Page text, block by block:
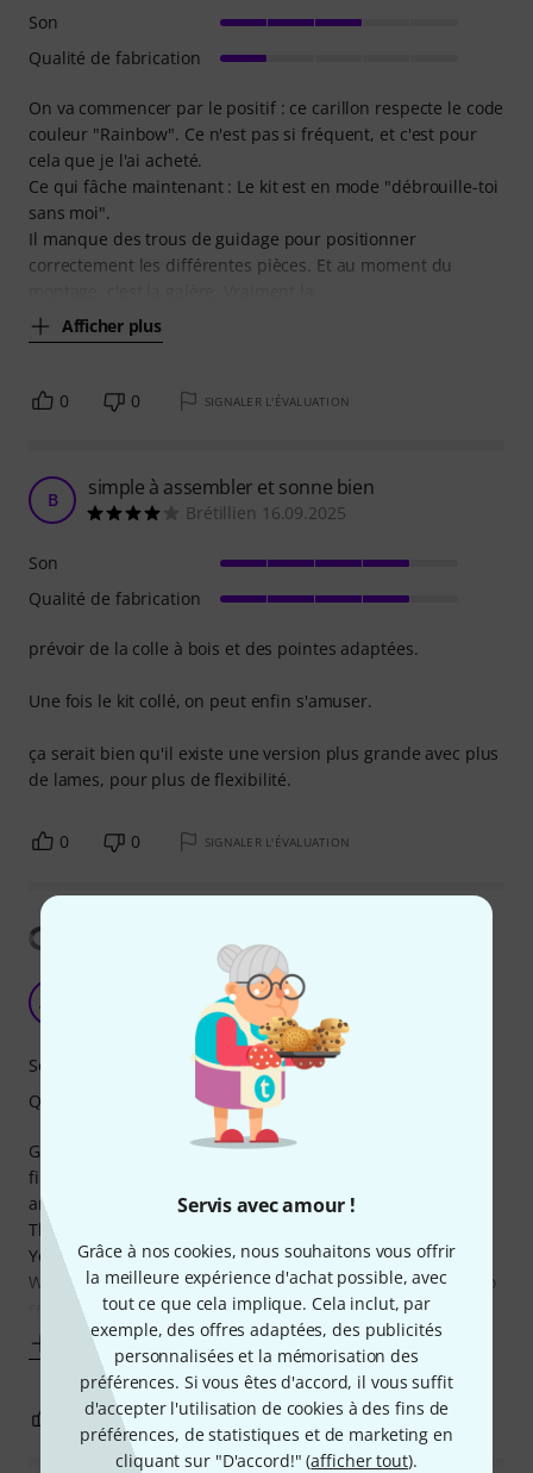
Servis avec amour !
Grâce à nos cookies, nous souhaitons vous offrir
la meilleure expérience d'achat possible, avec
tout ce que cela implique. Cela inclut, par
exemple, des offres adaptées, des publicités
personnalisées et la mémorisation des
préférences. Si vous êtes d'accord, il vous suffit
d'accepter l'utilisation de cookies à des fins de
préférences, de statistiques et de marketing en
cliquant sur "D'accord!" (afficher tout).
On va commencer par le positif : ce carillon respecte le code
couleur "Rainbow". Ce n'est pas si fréquent, et c'est pour
cela que je l'ai acheté.
Ce qui fâche maintenant : Le kit est en mode "débrouille-toi
sans moi".
Il manque des trous de guidage pour positionner
correctement les différentes pièces. Et au moment du
Afficher plus
Son
Qualité de fabrication
0 0 SIGNALER L'ÉVALUATION
B simple à assembler et sonne bien
Brétillien 16.09.2025
prévoir de la colle à bois et des pointes adaptées.
Une fois le kit collé, on peut enfin s'amuser.
ça serait bien qu'il existe une version plus grande avec plus
de lames, pour plus de flexibilité.
Son
Qualité de fabrication
0 0 SIGNALER L'ÉVALUATION
AM Fun, good sounding, pretty
Andris Muc 05.02.2025
Good quality building for the price, it sounds nice. The
finishing of the wood is nice, natural. All corners and joints
are well-made and fit.
The metal plates are good, intonation 100%.
You need some basic skills as there is gluing involved.
Won't survive your children whole childhood as you have to
replace the metal places when using sharps and flats,
Afficher plus
Son
Qualité de fabrication
0 SIGNALER L'ÉVALUATION